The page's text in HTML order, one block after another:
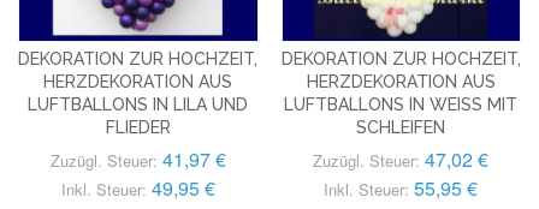
DEKORATION ZUR HOCHZEIT,
HERZDEKORATION AUS
LUFTBALLONS IN LILA UND
FLIEDER
Zuzügl. Steuer: 41,97 €
Inkl. Steuer: 49,95 €
DEKORATION ZUR HOCHZEIT,
HERZDEKORATION AUS
LUFTBALLONS IN WEISS MIT S
CHLEIFEN
Zuzügl. Steuer: 47,02 €
Inkl. Steuer: 55,95 €